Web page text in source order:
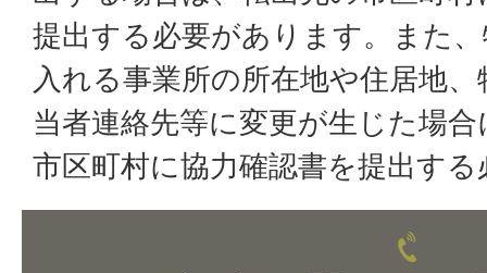
提出する必要があります。また
入れる事業所の所在地や住居地
当者連絡先等に変更が生じた場
市区町村に協力確認書を提出す